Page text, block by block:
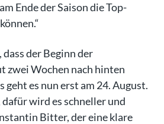
Ende der Saison die Top-
der Beginn der
zwei Wochen nach hinten
geht es nun erst am 24. August.
wird es schneller und
Bitter, der eine klare